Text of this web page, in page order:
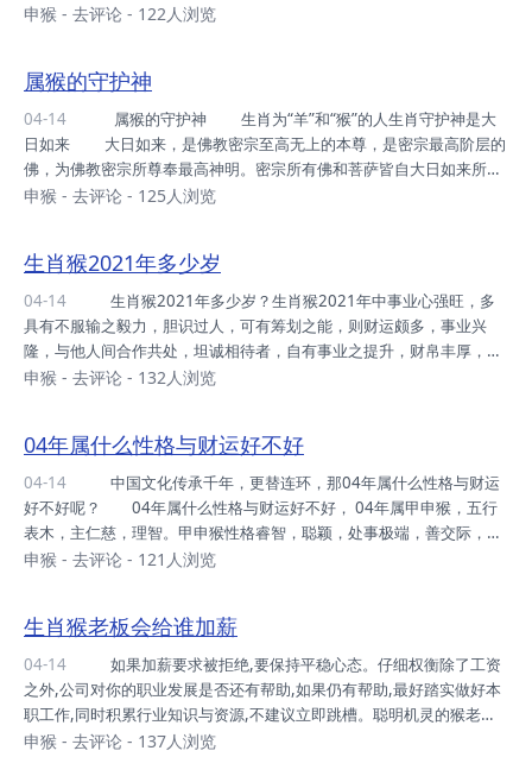
季，品德性正，缄默寡言，好静沉稳，凡事脚踏实地，心性成熟过早，
按机，善于应变，能力出众，德能服众，可统领众人。 生于2004
年秋季，胆识过人，令人敬仰。头脑聪慧，凡事思虑周全，三思而行，
一生甚少犯错，利于成事。然缺少人情味，性格过于刚强，易得罪他
人。 生于2004年冬季，温柔...
申猴 - 去评论 - 122人浏览
属猴的守护神
04-14
日如来 大日如来，是佛教密宗至高无上的本尊，是密宗最高阶层的
佛，为佛教密宗所尊奉最高神明。密宗所有佛和菩萨皆自大日如来所
出，在金刚界和胎藏界的两部曼荼罗中，大日如来都是居于中央位置，
《大日经》里。“大日”是除一切暗遍照宇宙万物，能利养世间一切生
物，大日之光为不生不灭。“大日”之意胜于太阳。摩柯“为大，毗卢遮
那”是光明遍照之意；又译大光明遍照，亦称遍照如来。大日如来是遍照
一切世间万物而无任何阻碍的法体...
申猴 - 去评论 - 125人浏览
生肖猴2021年多少岁
04-14
具有不服输之毅力，胆识过人，可有筹划之能，则财运颇多，事业兴
隆，与他人间合作共处，坦诚相待者，自有事业之提升，财帛丰厚，处
事应谦虚谨慎，不可自作主张，或冲动之事。 1932年之生肖猴，
956年之生肖猴，为人机智有谋略，浪漫多情，生性风流，周岁65，虚
岁66。 1968年之生肖猴，做事细致，手足不停，事必躬亲，周岁5
3，虚岁54。 1980年之生肖猴，为人机灵，富有进取之心，意志坚
定，周岁41...
申猴 - 去评论 - 132人浏览
04年属什么性格与财运好不好
04-14
好不好呢？ 04年属什么性格与财运好不好， 04年属甲申猴，五行
表木，主仁慈，理智。甲申猴性格睿智，聪颖，处事极端，善交际，自
身能力极强，前瞻力上佳。待人谦逊有礼。心思细腻，口齿伶俐。知兴
务，项目工作。 对爱情认真。与爱人相助富有激情。对爱情憧憬，
对爱情不容瑕疵，桃花盈满，身边不乏出色追求者，从不厌烦，对家庭
认真，负责，对家庭倾注心血。 04年出生之人乃人脉之财，求财之
属皆因人脉，莫要骄纵自身即可收获，凡事...
申猴 - 去评论 - 121人浏览
生肖猴老板会给谁加薪
04-14
之外,公司对你的职业发展是否还有帮助,如果仍有帮助,最好踏实做好本
职工作,同时积累行业知识与资源,不建议立即跳槽。聪明机灵的猴老板
到底会给什么样的员工加薪水呢,好奇地话,赶快来看看下文。 如果
申猴 - 去评论 - 137人浏览